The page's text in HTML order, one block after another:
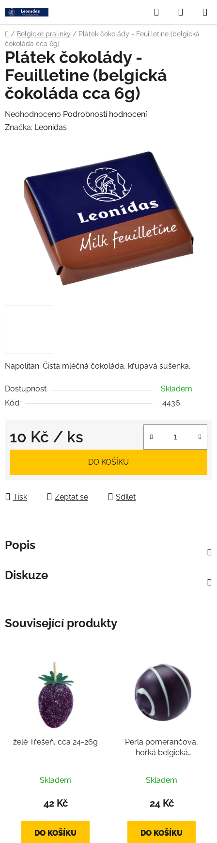
na
obsah
Hledat
KOŠÍK
Domů
/ Belgické pralinky / Plátek čokolády - Feuilletine (belgická
čokoláda cca 6g)
Napolitan. Čistá mléčná čokoláda, křupavá sušenka.
Dostupnost
Skladem
Kód:
4436
10 Kč / ks
Měrná cena:
DO KOŠÍKU
Tisk Zeptat se Sdílet
Plátek čokolády -
Feuilletine (belgická
čokoláda cca 6g)
Průměrné
hodnocení
hvězdiček.
Neohodnoceno Podrobnosti hodnocení
Značka: Leonidas
Popis
Diskuze
Související produkty
želé Třešeň, cca 24-26g
Skladem
42 Kč
DO KOŠÍKU
Perla pomerančová,
hořká belgická
hodnocení
produktu
z
Skladem
24 Kč
DO KOŠÍKU